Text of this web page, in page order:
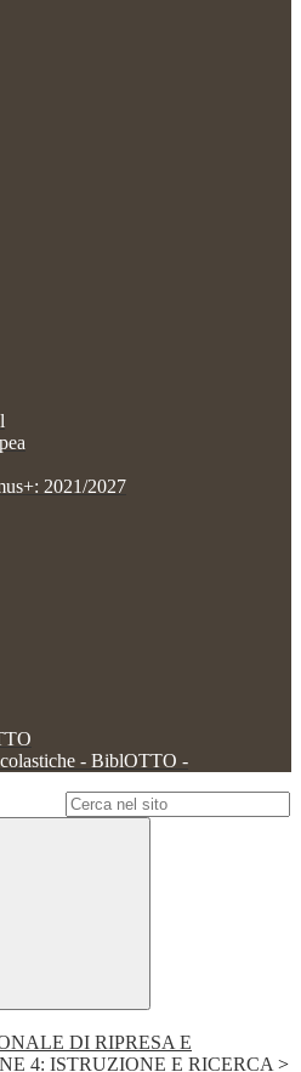
2021/2027
- BiblOTTO -
DI RIPRESA E
4: ISTRUZIONE E RICERCA >